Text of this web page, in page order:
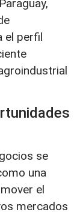
el perfil
se
una
el
mercados